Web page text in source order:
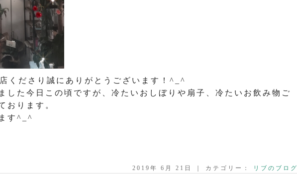
くださり誠にありがとうございます！^_^
した今日この頃ですが、冷たいおしぼりや扇子、冷たいお飲み物ご
おります。
す^_^
2019年 6月 21日 ｜ カテゴリー： リブのブログ